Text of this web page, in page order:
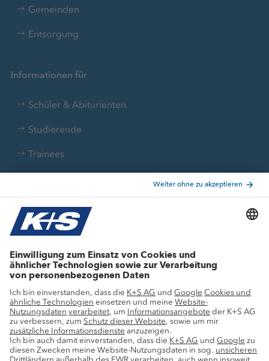
Gemeinden
Entsorgung
Informationen für
Schüler & Abiturienten
Studierende
Trainees
Aktuelle Themen
Stellenangebote
Wachstumsprojekte
Innovation
Nachhaltigkeit
Service